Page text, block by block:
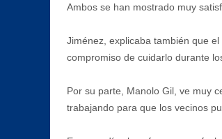
Ambos se han mostrado muy
Jiménez, explicaba también que
compromiso de cuidarlo durante
Por su parte, Manolo Gil, ve muy
trabajando para que los vecinos